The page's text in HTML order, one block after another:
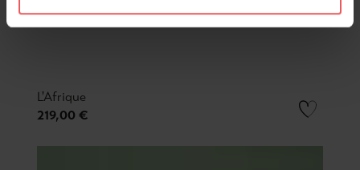
L'Afrique
219,00 €